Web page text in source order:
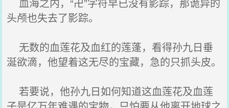
头颅也失去了影踪。
无数的血莲花及血红的莲蓬，看得孙九日垂
涎欲滴，他望着这无尽的宝藏，急的只抓头皮。
若要说，他孙九日如何知道这血莲花及血莲